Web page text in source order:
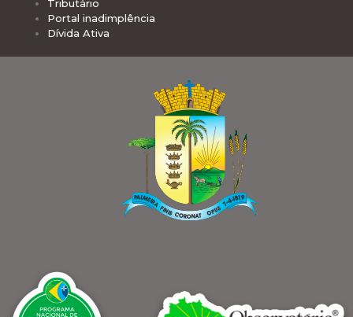
Tributário
Portal inadimplência
Dívida Ativa